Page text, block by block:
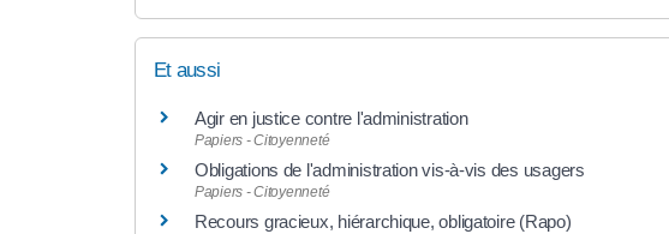
Et aussi
Agir en justice contre l'administration
Papiers - Citoyenneté
Obligations de l'administration vis-à-vis des usagers
Papiers - Citoyenneté
Recours gracieux, hiérarchique, obligatoire (Rapo)